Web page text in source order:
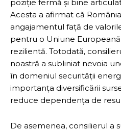
poziție fermă și bine
Acesta a afirmat că
angajamentul față de
pentru o Uniune
rezilientă. Totodată,
noastră a subliniat nevoia
în domeniul securității
importanța diversificării
reduce dependența de
De asemenea, consilierul a